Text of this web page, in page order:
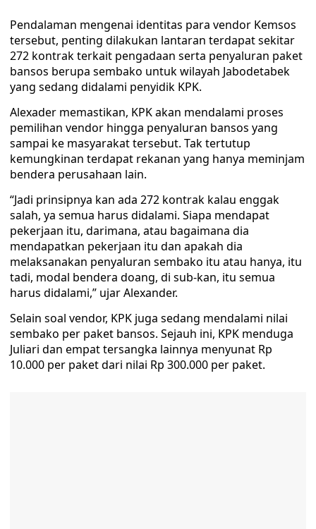
Pendalaman mengenai identitas para vendor Kemsos
tersebut, penting dilakukan lantaran terdapat sekitar
272 kontrak terkait pengadaan serta penyaluran paket
bansos berupa sembako untuk wilayah Jabodetabek
yang sedang didalami penyidik KPK.
Alexader memastikan, KPK akan mendalami proses
pemilihan vendor hingga penyaluran bansos yang
sampai ke masyarakat tersebut. Tak tertutup
kemungkinan terdapat rekanan yang hanya meminjam
bendera perusahaan lain.
“Jadi prinsipnya kan ada 272 kontrak kalau enggak
salah, ya semua harus didalami. Siapa mendapat
pekerjaan itu, darimana, atau bagaimana dia
mendapatkan pekerjaan itu dan apakah dia
melaksanakan penyaluran sembako itu atau hanya, itu
tadi, modal bendera doang, di sub-kan, itu semua
harus didalami,” ujar Alexander.
Selain soal vendor, KPK juga sedang mendalami nilai
sembako per paket bansos. Sejauh ini, KPK menduga
Juliari dan empat tersangka lainnya menyunat Rp
10.000 per paket dari nilai Rp 300.000 per paket.